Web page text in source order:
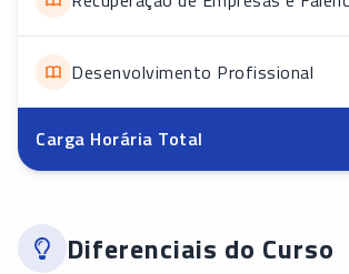
Desenvolvimento Profissional
Carga Horária Total
Diferenciais do Curso